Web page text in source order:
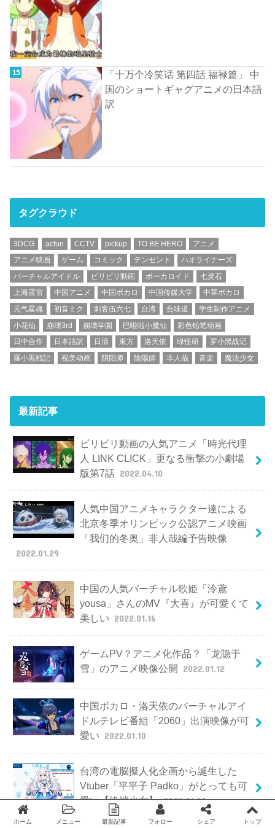
「十万个冷笑话 第四話 福禄篇」 中
国のショートギャグアニメの日本語
訳
タグクラウド
3DCG acfun CCTV pickup TO BE HERO
アニメ
アニメ映画
ゲーム コミック テンセント
ハオライナーズ
バーチャルアイドル
ビリビリ動画 ボーカロイド
七灵石
上海震雷
中国アニメ 中国ボカロ 中国传媒大学
中華ボカロ
元气星魂
初音ミク 刺客伍六七 台湾 合味道
学生制作アニメ
小花仙
崩壊3rd 崩壊学園 巴啦啦小魔仙
彩色铅笔动画
日中合作
日本語訳 日清 東方 洛天依 绿怪研
罗小黑战记
羅小黒戦記
视美动画 阴阳师 陰陽師 非人哉 音楽 魔法少女
最新記事
ビリビリ動画の人気アニメ「時光代理
人 LINK CLICK」更なる衝撃の小劇場
版第7話 2022.04.10
人気中国アニメキャラクター達による
北京冬季オリンピック公認アニメ映画
「我们的冬奥」非人哉編予告映像
2022.01.29
中国の人気バーチャル歌姫「泠鳶
yousa」さんのMV『大喜』が可愛くて
美しい 2022.01.16
ゲームPV？アニメ化作品？「龙隐于
雪」のアニメ映像公開 2022.01.12
中国ボカロ・洛天依のバーチャルアイ
ドルテレビ番組「2060」出演映像が可
愛い 2022.01.10
台湾の電脳擬人化企画から誕生した
Vtuber「平平子 Padko」がとっても可
愛い【終端少女】 2022.01.08
ホーム メニュー 最新記事 フォロー シェア トップ
Twitter facebook